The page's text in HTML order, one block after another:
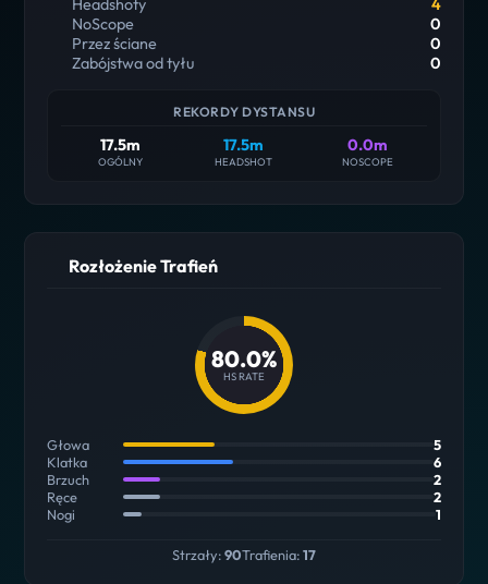
NoScope
0
Przez ściane
0
Zabójstwa od tyłu
0
REKORDY DYSTANSU
17.5m
OGÓLNY
17.5m
HEADSHOT
0.0m
NOSCOPE
Rozłożenie Trafień
80.0%
HS RATE
Głowa
5
Klatka
6
Brzuch
2
Ręce
2
Nogi
1
Strzały:90Trafienia:17